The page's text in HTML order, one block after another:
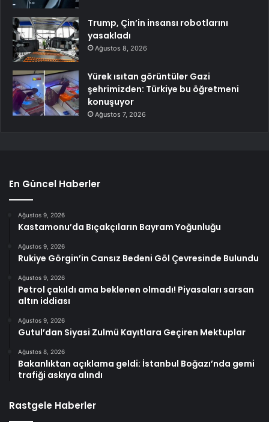
Trump, Çin’in insansı robotlarını
yasakladı
Ağustos 8, 2026
Yürek ısıtan görüntüler Gazi
şehrimizden: Türkiye bu öğretmeni
konuşuyor
Ağustos 7, 2026
En Güncel Haberler
Ağustos 9, 2026
Kastamonu’da Bıçakçıların Bayram Yoğunluğu
Ağustos 9, 2026
Rukiye Görgin’in Cansız Bedeni Göl Çevresinde Bulundu
Ağustos 9, 2026
Petrol çakıldı ama beklenen olmadı! Piyasaları sarsan
altın iddiası
Ağustos 9, 2026
Gutul’dan Siyasi Zulmü Kayıtlara Geçiren Mektuplar
Ağustos 8, 2026
Bakanlıktan açıklama geldi: İstanbul Boğazı’nda gemi
trafiği askıya alındı
Rastgele Haberler